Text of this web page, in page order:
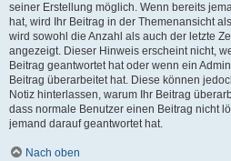
seiner Erstellung möglich. Wenn bereits
hat, wird Ihr Beitrag in der Themenansicht
wird sowohl die Anzahl als auch der letzte
angezeigt. Dieser Hinweis erscheint nicht,
Beitrag geantwortet hat oder wenn ein
Beitrag überarbeitet hat. Diese können
Notiz hinterlassen, warum Ihr Beitrag
dass normale Benutzer einen Beitrag nicht
jemand darauf geantwortet hat.
Nach oben